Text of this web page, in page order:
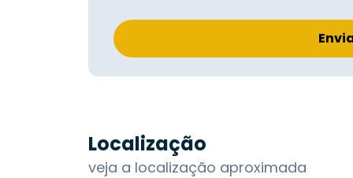
Localização
veja a localização aproximada